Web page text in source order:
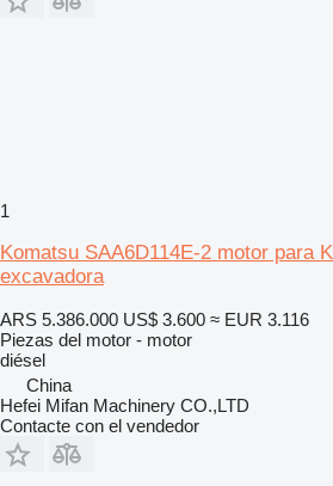
1
Komatsu SAA6D114E-2 motor para
excavadora
ARS 5.386.000 US$ 3.600 ≈ EUR 3.116
Piezas del motor - motor
diésel
China
Hefei Mifan Machinery CO.,LTD
Contacte con el vendedor